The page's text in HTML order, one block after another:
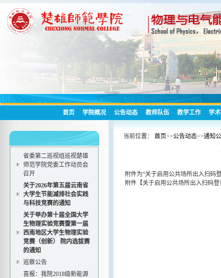
首页 学院概况 公告动态 教师队伍 教学工作 学
省委第二巡视组巡视楚雄
师范学院党委工作动员会
召开
关于2026年第五届云南省
大学生节能减排社会实践
与科技竞赛的通知
关于举办第十届全国大学
生物理实验竞赛暨第一届
西南地区大学生物理实验
竞赛（创新） 院内选拔赛
的通知
巡察公告
喜报：我院2018级新能源
当前位置： 首页>>公告动态>>通知
附件为“关于启用公共场所出入扫码
附件【关于启用公共场所出入扫码